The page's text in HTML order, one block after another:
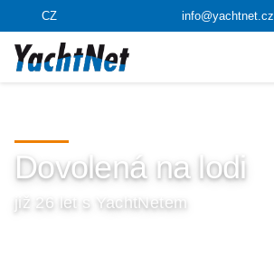
CZ info@yachtnet.cz
Dovolená na lodi
již 26 let s YachtNetem